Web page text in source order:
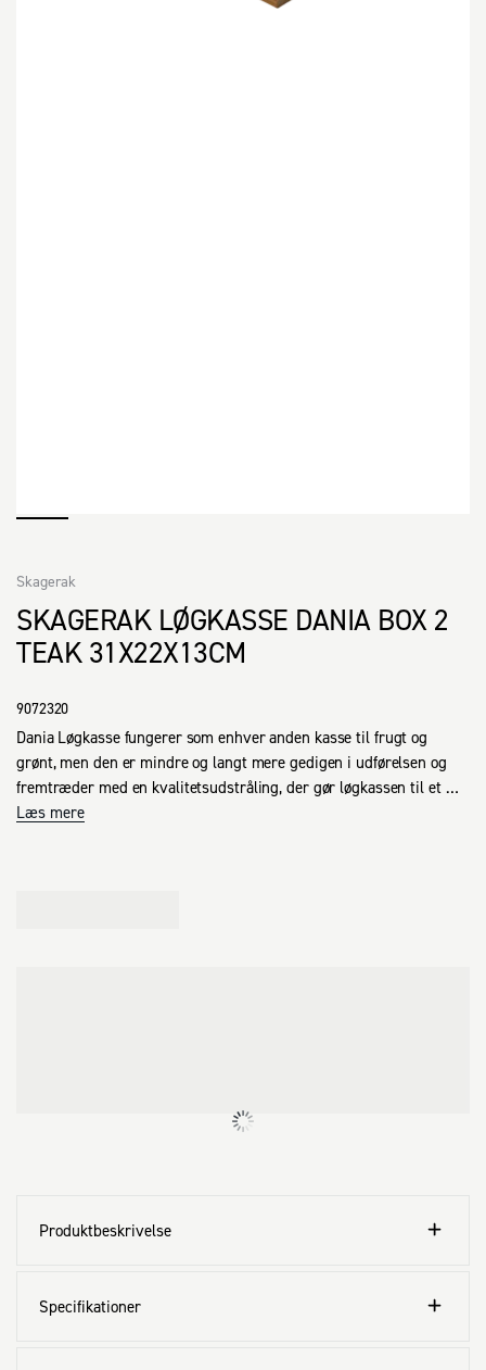
SKAGERAK LØGKASSE DANIA BOX 2
TEAK 31X22X13CM
Skagerak
9072320
Dania Løgkasse fungerer som enhver anden kasse til frugt og
grønt, men den er mindre og langt mere gedigen i udførelsen og
fremtræder med en kvalitetsudstråling, der gør løgkassen til et
nostalgisk og charmerende indslag i den moderne boligindretning.
Læs mere
Produktbeskrivelse
Specifikationer